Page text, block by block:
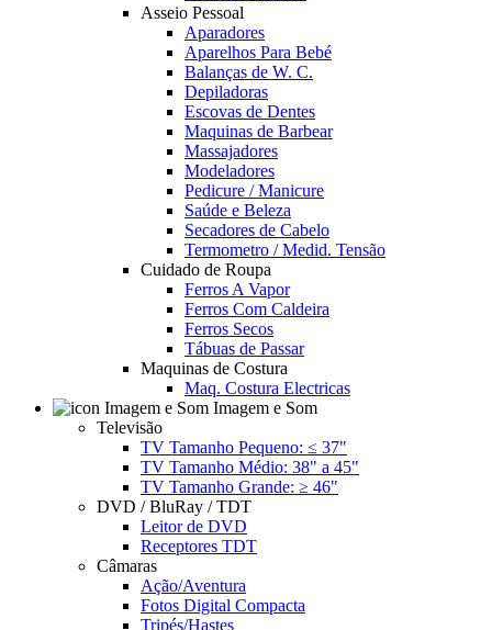
Asseio Pessoal
Aparadores
Aparelhos Para Bebé
Balanças de W. C.
Depiladoras
Escovas de Dentes
Maquinas de Barbear
Massajadores
Modeladores
Pedicure / Manicure
Saúde e Beleza
Secadores de Cabelo
Termometro / Medid. Tensão
Cuidado de Roupa
Ferros A Vapor
Ferros Com Caldeira
Ferros Secos
Tábuas de Passar
Maquinas de Costura
Maq. Costura Electricas
Imagem e Som
Televisão
TV Tamanho Pequeno: ≤ 37"
TV Tamanho Médio: 38" a 45"
TV Tamanho Grande: ≥ 46"
DVD / BluRay / TDT
Leitor de DVD
Receptores TDT
Câmaras
Ação/Aventura
Fotos Digital Compacta
Tripés/Hastes